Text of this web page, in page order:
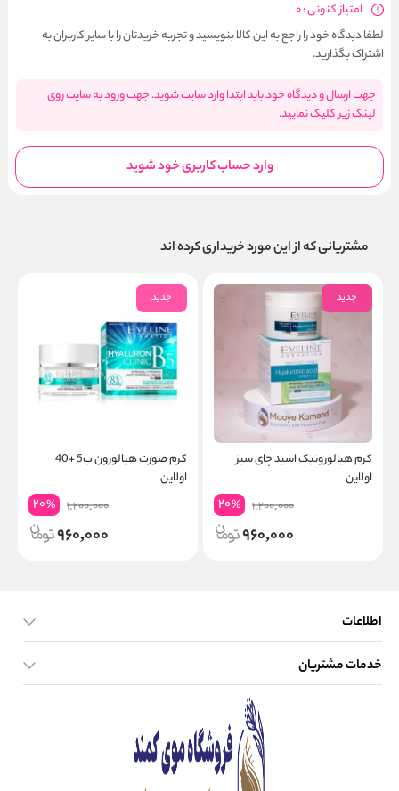
امتیاز کنونی : 0
لطفا دیدگاه خود را راجع به این کالا بنویسید و تجربه خریدتان را با سایر کاربران به
اشتراک بگذارید.
جهت ارسال و دیدگاه خود باید ابتدا وارد سایت شوید. جهت ورود به سایت روی
لینک زیر کلیک نمایید.
وارد حساب کاربری خود شوید
مشتریانی که از این مورد خریداری کرده اند
جدید
کرم هیالورونیک اسید چای سبز
اولاین
1,200,000
20%
960,000
جدید
کرم صورت هیالورون ب5 +40
اولاین
1,200,000
20%
960,000
اطلاعات
صفحه اصلی
خدمات مشتریان